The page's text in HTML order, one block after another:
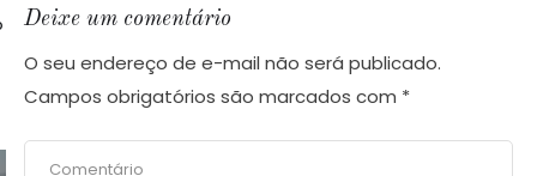
Deixe um comentário
O seu endereço de e-mail não será publicado.
Campos obrigatórios são marcados com *